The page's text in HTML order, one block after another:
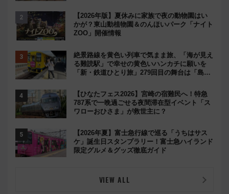
【2026年版】夏休みに家族で夜の動物園はい
かが？東山動植物園＆のんほいパーク「ナイト
ZOO」開催情報
絶景路線を黄色い列車で気まま旅、「海が見え
る難読駅」で幸せの黄色いハンカチに願いを
「新・鉄道ひとり旅」279回目の舞台は「島原
【ひなたフェス2026】宮崎の宿難民へ！特急
787系で一晩過ごせる夜間滞在型イベント「ス
ワローおひさま」が救世主に？
【2026年夏】富士急行線で巡る「うちはサス
ケ」誕生日スタンプラリー！富士急ハイランド
限定グルメ＆グッズ徹底ガイド
VIEW ALL